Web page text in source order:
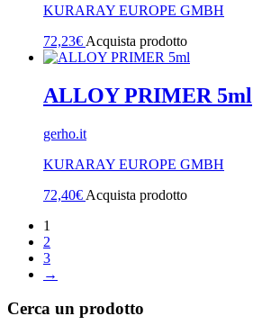
KURARAY EUROPE GMBH
72,23€ Acquista prodotto
ALLOY PRIMER 5ml
gerho.it
KURARAY EUROPE GMBH
72,40€ Acquista prodotto
1
2
3
→
Cerca un prodotto